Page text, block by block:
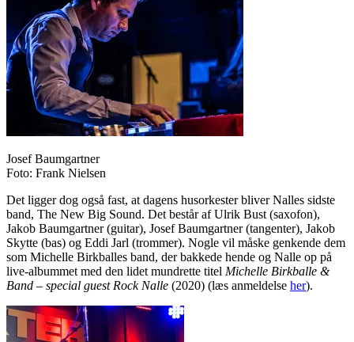
Josef Baumgartner
Foto: Frank Nielsen
Det ligger dog også fast, at dagens husorkester bliver Nalles sidste
band, The New Big Sound. Det består af Ulrik Bust (saxofon),
Jakob Baumgartner (guitar), Josef Baumgartner (tangenter), Jakob
Skytte (bas) og Eddi Jarl (trommer). Nogle vil måske genkende dem
som Michelle Birkballes band, der bakkede hende og Nalle op på
live-albummet med den lidet mundrette titel Michelle Birkballe &
Band – special guest Rock Nalle (2020) (læs anmeldelse her).